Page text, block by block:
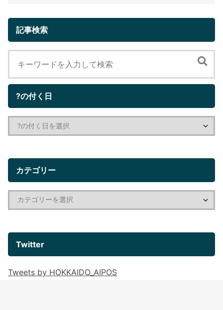
記事検索
?の付く日
カテゴリー
Twitter
Tweets by HOKKAIDO_AIPOS